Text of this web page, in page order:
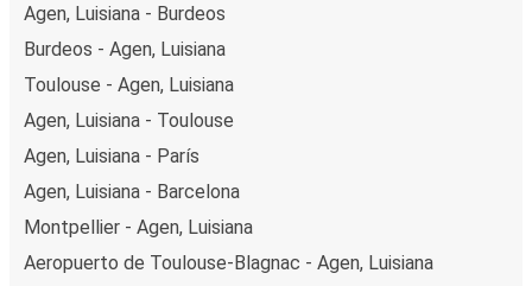
Agen, Luisiana - Burdeos
Burdeos - Agen, Luisiana
Toulouse - Agen, Luisiana
Agen, Luisiana - Toulouse
Agen, Luisiana - París
Agen, Luisiana - Barcelona
Montpellier - Agen, Luisiana
Aeropuerto de Toulouse-Blagnac - Agen, Luisiana